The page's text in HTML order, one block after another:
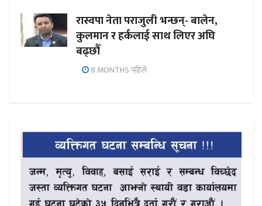
रास्वपा नेता पराजुली भन्छन्- बालेन,
कुलमान र हर्कलाई साथ लिएर अघि
बढ्छौँ
8 MONTHS पहिले